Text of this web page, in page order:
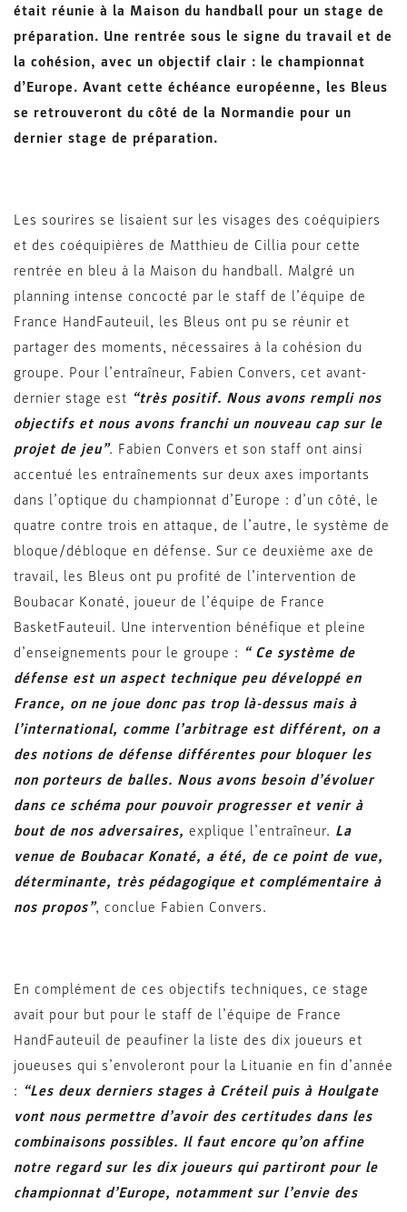
était réunie à la Maison du handball pour un stage de
préparation. Une rentrée sous le signe du travail et de
la cohésion, avec un objectif clair : le championnat
d’Europe. Avant cette échéance européenne, les Bleus
se retrouveront du côté de la Normandie pour un
dernier stage de préparation.
Les sourires se lisaient sur les visages des coéquipiers
et des coéquipières de Matthieu de Cillia pour cette
rentrée en bleu à la Maison du handball. Malgré un
planning intense concocté par le staff de l’équipe de
France HandFauteuil, les Bleus ont pu se réunir et
partager des moments, nécessaires à la cohésion du
groupe. Pour l’entraîneur, Fabien Convers, cet avant-
dernier stage est “très positif. Nous avons rempli nos
objectifs et nous avons franchi un nouveau cap sur le
projet de jeu”. Fabien Convers et son staff ont ainsi
accentué les entraînements sur deux axes importants
dans l’optique du championnat d’Europe : d’un côté, le
quatre contre trois en attaque, de l’autre, le système de
bloque/débloque en défense. Sur ce deuxième axe de
travail, les Bleus ont pu profité de l’intervention de
Boubacar Konaté, joueur de l’équipe de France
BasketFauteuil. Une intervention bénéfique et pleine
d’enseignements pour le groupe : “ Ce système de
défense est un aspect technique peu développé en
France, on ne joue donc pas trop là-dessus mais à
l’international, comme l’arbitrage est différent, on a
des notions de défense différentes pour bloquer les
non porteurs de balles. Nous avons besoin d’évoluer
dans ce schéma pour pouvoir progresser et venir à
bout de nos adversaires, explique l’entraîneur. La
venue de Boubacar Konaté, a été, de ce point de vue,
déterminante, très pédagogique et complémentaire à
nos propos”, conclue Fabien Convers.
En complément de ces objectifs techniques, ce stage
avait pour but pour le staff de l’équipe de France
HandFauteuil de peaufiner la liste des dix joueurs et
joueuses qui s’envoleront pour la Lituanie en fin d’année
: “Les deux derniers stages à Créteil puis à Houlgate
vont nous permettre d’avoir des certitudes dans les
combinaisons possibles. Il faut encore qu’on affine
notre regard sur les dix joueurs qui partiront pour le
championnat d’Europe, notamment sur l’envie des